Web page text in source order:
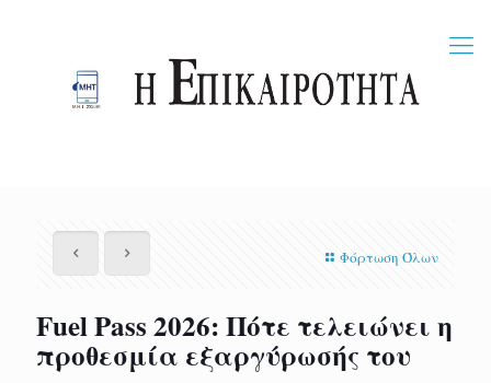
Φόρτωση Όλων
Fuel Pass 2026: Πότε τελειώνει η
προθεσμία εξαργύρωσής του